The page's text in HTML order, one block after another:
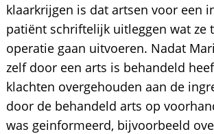
klaarkrijgen is dat artsen voor een
patiënt schriftelijk uitleggen wat ze
operatie gaan uitvoeren. Nadat
zelf door een arts is behandeld
klachten overgehouden aan de
door de behandeld arts op
was geinformeerd, bijvoorbeeld